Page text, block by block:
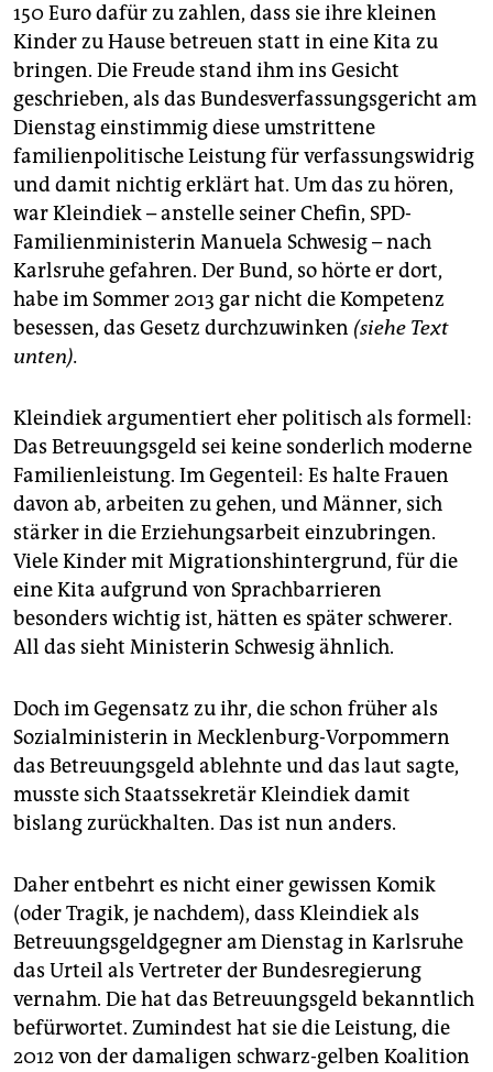
150 Euro dafür zu zahlen, dass sie ihre kleinen
Kinder zu Hause betreuen statt in eine Kita zu
bringen. Die Freude stand ihm ins Gesicht
geschrieben, als das Bundesverfassungsgericht am
Dienstag einstimmig diese umstrittene
familienpolitische Leistung für verfassungswidrig
und damit nichtig erklärt hat. Um das zu hören,
war Kleindiek – anstelle seiner Chefin, SPD-
Familienministerin Manuela Schwesig – nach
Karls­ruhe gefahren. Der Bund, so hörte er dort,
habe im Sommer 2013 gar nicht die Kompetenz
besessen, das Gesetz durchzuwinken (siehe Text
unten).
Kleindiek argumentiert eher politisch als formell:
Das Betreuungsgeld sei keine sonderlich moderne
Familienleistung. Im Gegenteil: Es halte Frauen
davon ab, arbeiten zu gehen, und Männer, sich
stärker in die Erziehungsarbeit einzubringen.
Viele Kinder mit Migrationshintergrund, für die
eine Kita aufgrund von Sprachbarrieren
besonders wichtig ist, hätten es später schwerer.
All das sieht Ministerin Schwesig ähnlich.
Doch im Gegensatz zu ihr, die schon früher als
Sozialministerin in Mecklenburg-Vorpommern
das Betreuungsgeld ablehnte und das laut sagte,
musste sich Staatssekretär Kleindiek damit
bislang zurückhalten. Das ist nun anders.
Daher entbehrt es nicht einer gewissen Komik
(oder Tragik, je nachdem), dass Kleindiek als
Betreuungsgeldgegner am Dienstag in Karlsruhe
das Urteil als Vertreter der Bundesregierung
vernahm. Die hat das Betreuungsgeld bekanntlich
befürwortet. Zumindest hat sie die Leistung, die
2012 von der damaligen schwarz-gelben Koalition